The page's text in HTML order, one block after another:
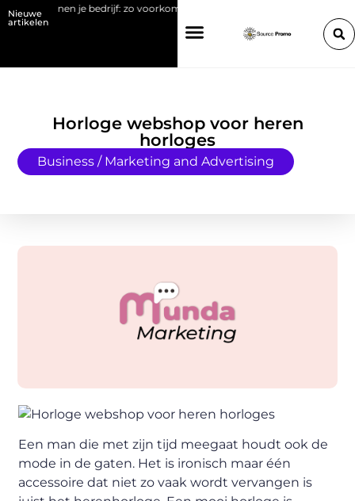
Nieuwe
artikelen
binnen je bedrijf: zo voorkom je brand en stilstand
Horloge webshop voor heren
horloges
Business / Marketing and Advertising
Een man die met zijn tijd meegaat houdt ook de
mode in de gaten. Het is ironisch maar één
accessoire dat niet zo vaak wordt vervangen is